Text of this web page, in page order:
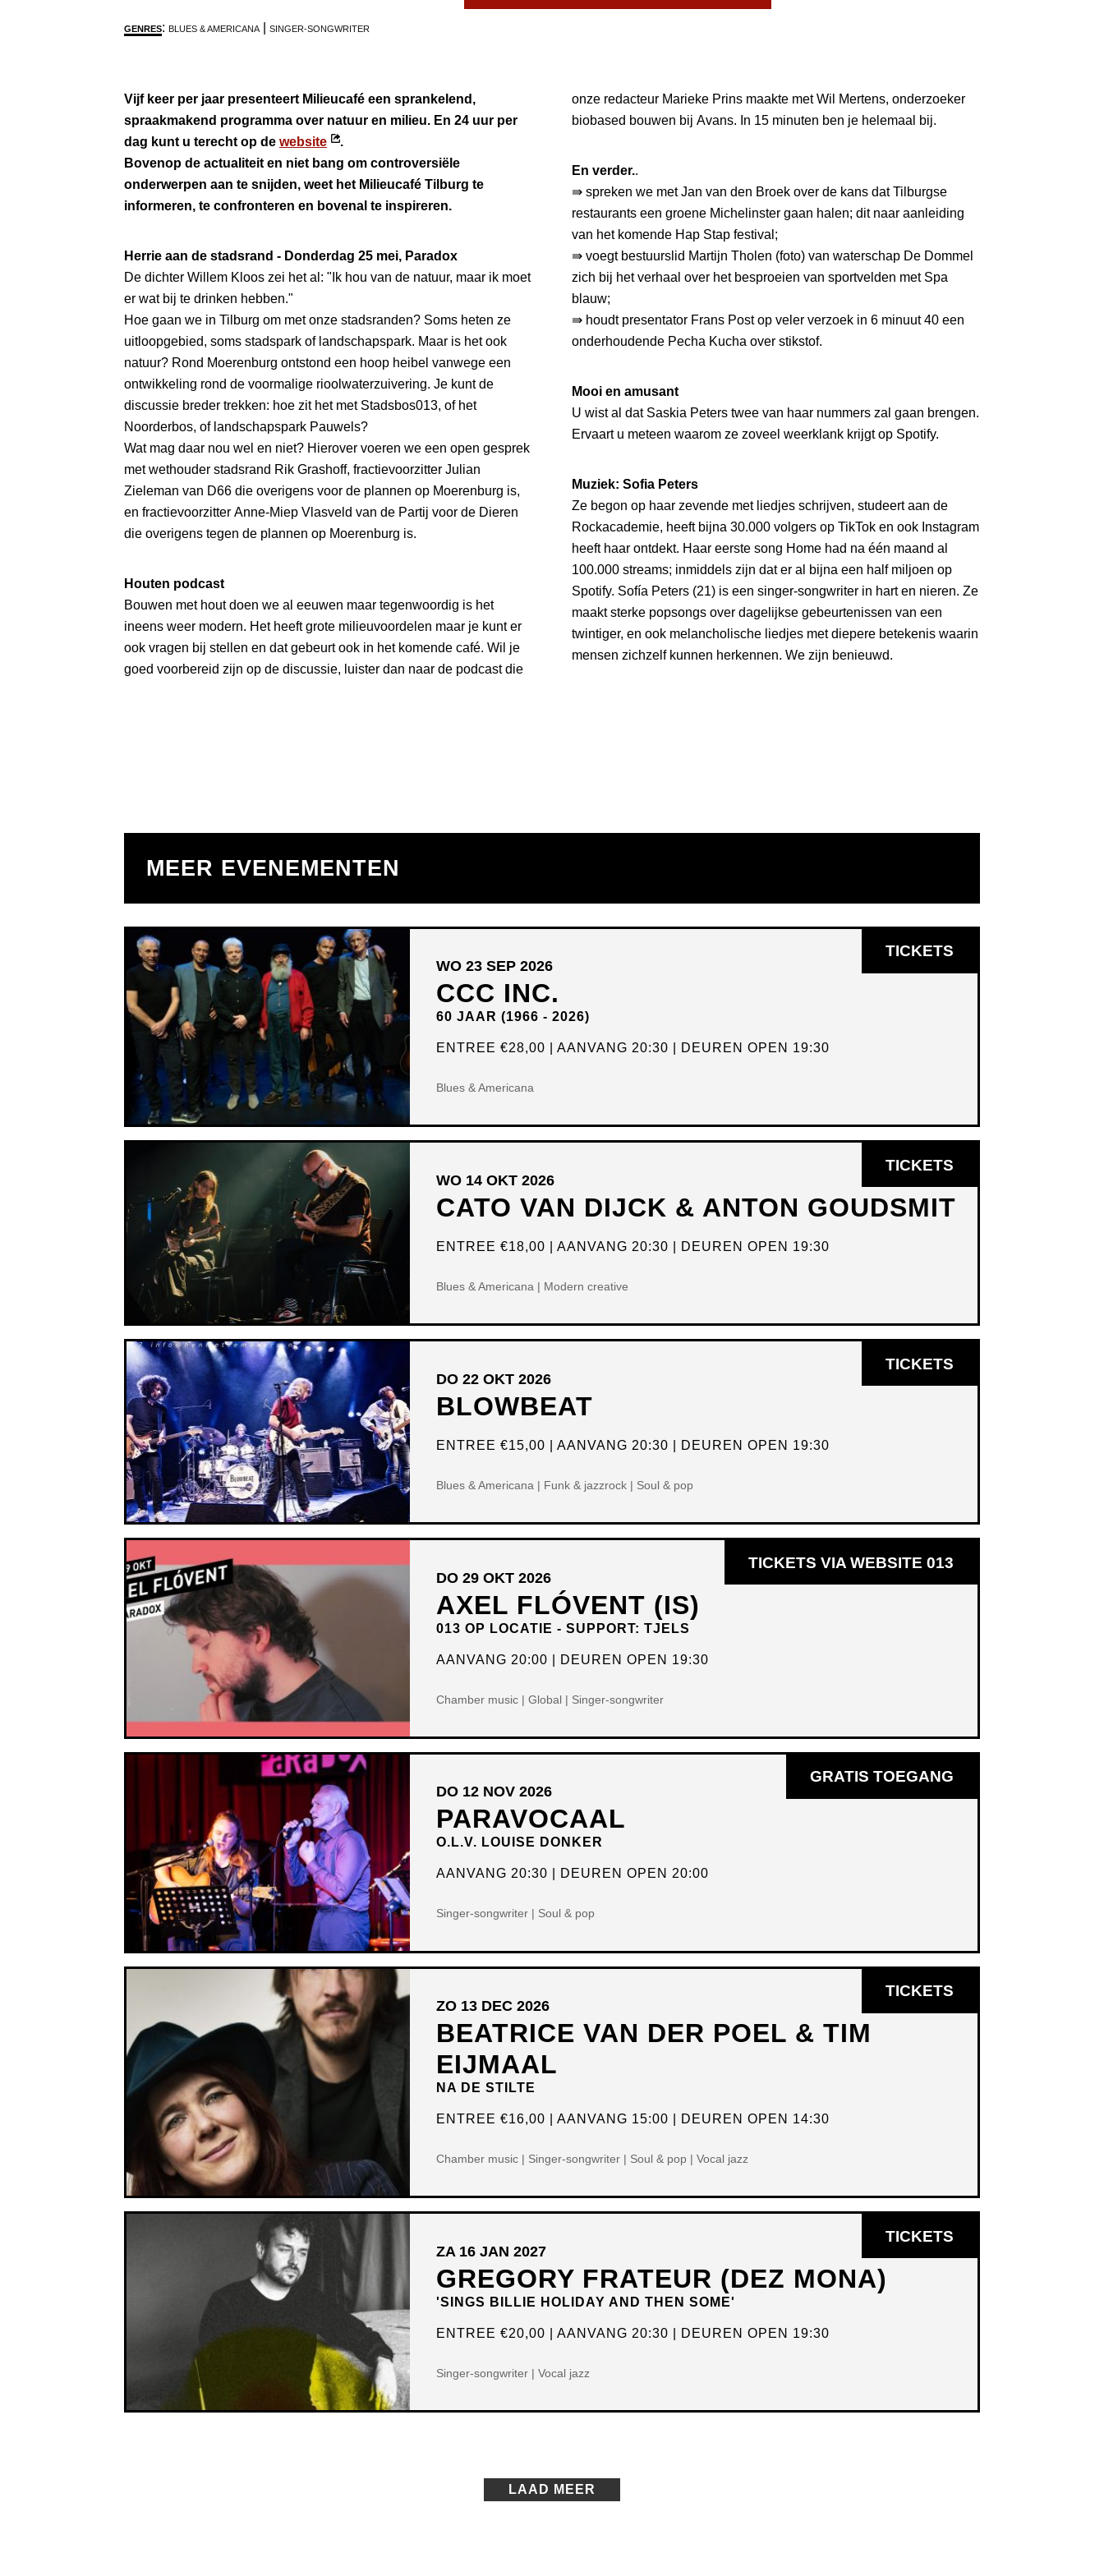
GENRES: BLUES & AMERICANA SINGER-SONGWRITER
Vijf keer per jaar presenteert Milieucafé een sprankelend,
spraakmakend programma over natuur en milieu. En 24 uur per
dag kunt u terecht op de website
Opent
in
nieuw
venster
.
Bovenop de actualiteit en niet bang om controversiële
onderwerpen aan te snijden, weet het Milieucafé Tilburg te
informeren, te confronteren en bovenal te inspireren.
Herrie aan de stadsrand - Donderdag 25 mei, Paradox
De dichter Willem Kloos zei het al: "Ik hou van de natuur, maar ik moet
er wat bij te drinken hebben."
Hoe gaan we in Tilburg om met onze stadsranden? Soms heten ze
uitloopgebied, soms stadspark of landschapspark. Maar is het ook
natuur? Rond Moerenburg ontstond een hoop heibel vanwege een
ontwikkeling rond de voormalige rioolwaterzuivering. Je kunt de
discussie breder trekken: hoe zit het met Stadsbos013, of het
Noorderbos, of landschapspark Pauwels?
Wat mag daar nou wel en niet? Hierover voeren we een open gesprek
met wethouder stadsrand Rik Grashoff, fractievoorzitter Julian
Zieleman van D66 die overigens voor de plannen op Moerenburg is,
en fractievoorzitter Anne-Miep Vlasveld van de Partij voor de Dieren
die overigens tegen de plannen op Moerenburg is.
Houten podcast
Bouwen met hout doen we al eeuwen maar tegenwoordig is het
ineens weer modern. Het heeft grote milieuvoordelen maar je kunt er
ook vragen bij stellen en dat gebeurt ook in het komende café. Wil je
goed voorbereid zijn op de discussie, luister dan naar de podcast die
onze redacteur Marieke Prins maakte met Wil Mertens, onderzoeker
biobased bouwen bij Avans. In 15 minuten ben je helemaal bij.
En verder..
⇛ spreken we met Jan van den Broek over de kans dat Tilburgse
restaurants een groene Michelinster gaan halen; dit naar aanleiding
van het komende Hap Stap festival;
⇛ voegt bestuurslid Martijn Tholen (foto) van waterschap De Dommel
zich bij het verhaal over het besproeien van sportvelden met Spa
blauw;
⇛ houdt presentator Frans Post op veler verzoek in 6 minuut 40 een
onderhoudende Pecha Kucha over stikstof.
Mooi en amusant
U wist al dat Saskia Peters twee van haar nummers zal gaan brengen.
Ervaart u meteen waarom ze zoveel weerklank krijgt op Spotify.
Muziek: Sofia Peters
Ze begon op haar zevende met liedjes schrijven, studeert aan de
Rockacademie, heeft bijna 30.000 volgers op TikTok en ook Instagram
heeft haar ontdekt. Haar eerste song Home had na één maand al
100.000 streams; inmiddels zijn dat er al bijna een half miljoen op
Spotify. Sofía Peters (21) is een singer-songwriter in hart en nieren. Ze
maakt sterke popsongs over dagelijkse gebeurtenissen van een
twintiger, en ook melancholische liedjes met diepere betekenis waarin
mensen zichzelf kunnen herkennen. We zijn benieuwd.
MEER EVENEMENTEN
CCC INC.
60 JAAR (1966 - 2026)
WO 23 SEP 2026
ENTREE€28,00 AANVANG 20:30 DEUREN OPEN 19:30
Blues & Americana
TICKETS
IN
CATO VAN DIJCK & ANTON GOUDSMIT
WO 14 OKT 2026
ENTREE€18,00 AANVANG 20:30 DEUREN OPEN 19:30
Blues & Americana | Modern creative
TICKETS
IN
BLOWBEAT
DO 22 OKT 2026
ENTREE€15,00 AANVANG 20:30 DEUREN OPEN 19:30
Blues & Americana | Funk & jazzrock | Soul & pop
TICKETS
IN
AXEL FLÓVENT (IS)
013 OP LOCATIE - SUPPORT: TJELS
DO 29 OKT 2026
AANVANG 20:00 DEUREN OPEN 19:30
Chamber music | Global | Singer-songwriter
TICKETS VIA WEBSITE 013
IN
PARAVOCAAL
O.L.V. LOUISE DONKER
DO 12 NOV 2026
AANVANG 20:30 DEUREN OPEN 20:00
Singer-songwriter | Soul & pop
GRATIS TOEGANG
BEATRICE VAN DER POEL & TIM
EIJMAAL
NA DE STILTE
ZO 13 DEC 2026
ENTREE€16,00 AANVANG 15:00 DEUREN OPEN 14:30
Chamber music | Singer-songwriter | Soul & pop | Vocal jazz
TICKETS
IN
GREGORY FRATEUR (DEZ MONA)
'SINGS BILLIE HOLIDAY AND THEN SOME'
ZA 16 JAN 2027
ENTREE€20,00 AANVANG 20:30 DEUREN OPEN 19:30
Singer-songwriter | Vocal jazz
TICKETS
IN
LAAD MEER